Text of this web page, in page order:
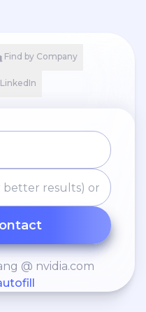
Find by Company
@ nvidia.com